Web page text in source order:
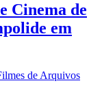
Cinema de
em
de Arquivos